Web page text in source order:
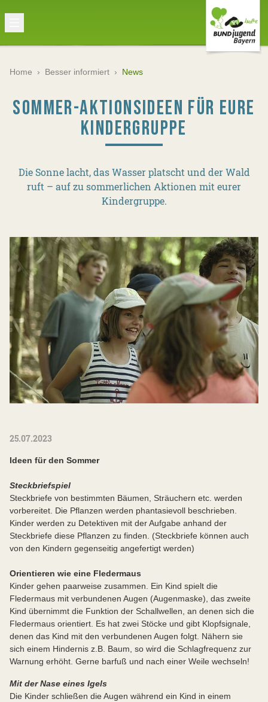
Home › Besser informiert › News
SOMMER-AKTIONSIDEEN FÜR EURE
KINDERGRUPPE
Die Sonne lacht, das Wasser platscht und der Wald
ruft – auf zu sommerlichen Aktionen mit eurer
Kindergruppe.
25.07.2023
Ideen für den Sommer
Steckbriefspiel
Steckbriefe von bestimmten Bäumen, Sträuchern etc. werden
vorbereitet. Die Pflanzen werden phantasievoll beschrieben.
Kinder werden zu Detektiven mit der Aufgabe anhand der
Steckbriefe diese Pflanzen zu finden. (Steckbriefe können auch
von den Kindern gegenseitig angefertigt werden)
Orientieren wie eine Fledermaus
Kinder gehen paarweise zusammen. Ein Kind spielt die
Fledermaus mit verbundenen Augen (Augenmaske), das zweite
Kind übernimmt die Funktion der Schallwellen, an denen sich die
Fledermaus orientiert. Es hat zwei Stöcke und gibt Klopfsignale,
denen das Kind mit den verbundenen Augen folgt. Nähern sie
sich einem Hindernis z.B. Baum, so wird die Schlagfrequenz zur
Warnung erhöht. Gerne barfuß und nach einer Weile wechseln!
Mit der Nase eines Igels
Die Kinder schließen die Augen während ein Kind in einem